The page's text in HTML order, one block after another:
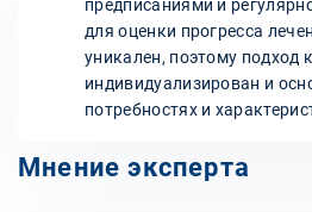
предписаниями и
для оценки прогресса
уникален, поэтому подход
индивидуализирован и
потребностях и
Мнение эксперта